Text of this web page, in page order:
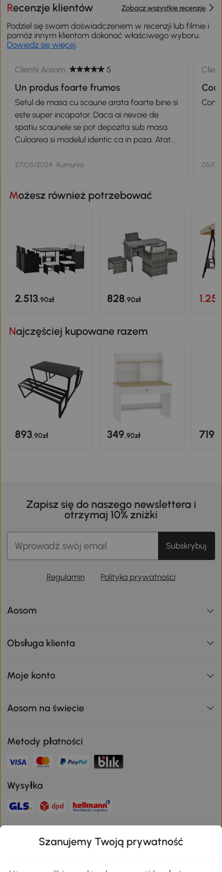
Recenzje klientów Zobacz wszystkie recenzje
Podziel się swoim doświadczeniem w recenzji lub filmie i
pomóż innym klientom dokonać właściwego wyboru.
Dowiedz się więcej.
Clientii Aosom 5
Un produs foarte frumos
Setul de masa cu scaune arata foarte bine si
este super incapator. Daca ai nevoie de
spatiu scaunele se pot depozita sub masa.
Culoarea si modelul identic ca in poza. Atat
rezolva cu o perna pentru spatar. Pretul
27/05/2024 · Rumunia 05/
Możesz również potrzebować
2.513,90zł 828,90zł
Najczęściej kupowane razem
893,90zł 349,90zł 719
Zapisz się do naszego newslettera i
otrzymaj 10% zniżki
Subskrybuj
Regulamin Polityka prywatności
Aosom
Obsługa klienta
Moje konto
Aosom na świecie
Metody płatności
Wysyłka
Szanujemy Twoją prywatność